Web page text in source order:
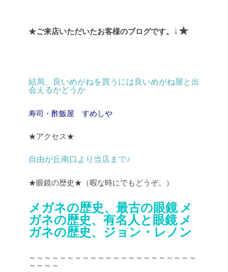
★ご来店いただいたお客様のブログです。 ↓★
結局、良いめがねを買うには良いめがね屋と出
会えるかどうか
寿司・酢飯屋 すめしや
★アクセス★
自由が丘南口より当店まで♪
★眼鏡の歴史★（暇な時にでもどうぞ。）
メガネの歴史、最古の眼鏡 メ
ガネの歴史、有名人と眼鏡 メ
ガネの歴史、ジョン・レノン
～～～～～～～～～～～～～～～～～～～～～～
～～～～